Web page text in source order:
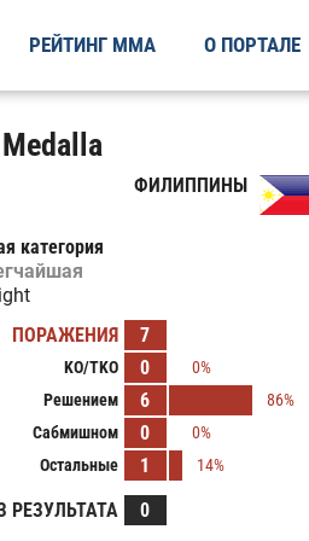
РЕЙТИНГ ММА О ПОРТАЛЕ
ФИЛИППИНЫ
категория
ПОРАЖЕНИЯ 7
KO/TKO 0
0%
Решением
6
86%
Сабмишном
0
0%
Остальные
1 14%
РЕЗУЛЬТАТА 0